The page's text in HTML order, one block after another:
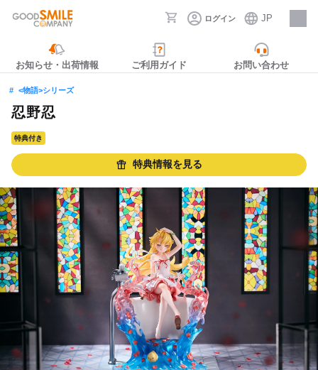
ログイン JP
採用情報
お知らせ・出荷情報 ご利用ガイド お問い合わせ
<物語>シリーズ
忍野忍
特典付き
特典情報を見る